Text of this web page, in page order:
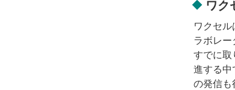
ワク
ワクセ
ラボレー
すでに取
進する中
の発信も